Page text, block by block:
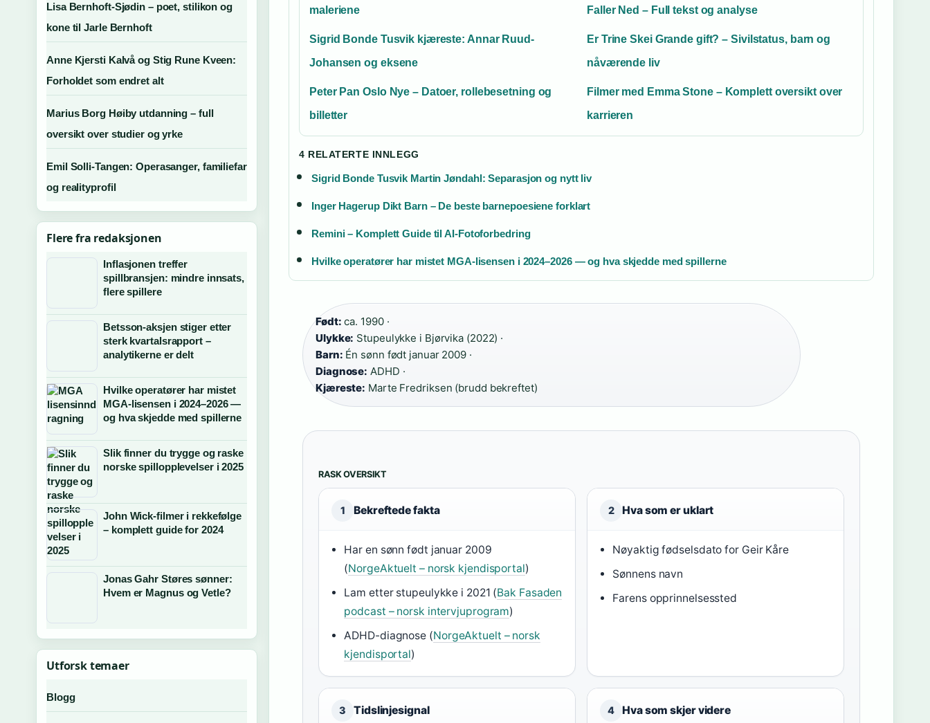
maleriene
Faller Ned – Full tekst og analyse
Sigrid Bonde Tusvik kjæreste: Annar Ruud-
Johansen og eksene
Er Trine Skei Grande gift? – Sivilstatus, barn og
nåværende liv
Peter Pan Oslo Nye – Datoer, rollebesetning og
billetter
Filmer med Emma Stone – Komplett oversikt over
karrieren
4 RELATERTE INNLEGG
Sigrid Bonde Tusvik Martin Jøndahl: Separasjon og nytt liv
Inger Hagerup Dikt Barn – De beste barnepoesiene forklart
Remini – Komplett Guide til AI-Fotoforbedring
Hvilke operatører har mistet MGA-lisensen i 2024–2026 — og hva skjedde med spillerne
Født: ca. 1990 ·
Ulykke: Stupeulykke i Bjørvika (2022) ·
Barn: Én sønn født januar 2009 ·
Diagnose: ADHD ·
Kjæreste: Marte Fredriksen (brudd bekreftet)
RASK OVERSIKT
1 Bekreftede fakta
Har en sønn født januar 2009
(NorgeAktuelt – norsk kjendisportal)
Lam etter stupeulykke i 2021 (Bak Fasaden
podcast – norsk intervjuprogram)
ADHD-diagnose (NorgeAktuelt – norsk
kjendisportal)
2 Hva som er uklart
Nøyaktig fødselsdato for Geir Kåre
Sønnens navn
Farens opprinnelsessted
3 Tidslinjesignal 4 Hva som skjer videre
Lisa Bernhoft-Sjødin – poet, stilikon og
kone til Jarle Bernhoft
Anne Kjersti Kalvå og Stig Rune Kveen:
Forholdet som endret alt
Marius Borg Høiby utdanning – full
oversikt over studier og yrke
Emil Solli-Tangen: Operasanger, familiefar
og realityprofil
Flere fra redaksjonen
Inflasjonen treffer
spillbransjen: mindre innsats,
flere spillere
Betsson-aksjen stiger etter
sterk kvartalsrapport –
analytikerne er delt
Hvilke operatører har mistet
MGA-lisensen i 2024–2026 —
og hva skjedde med spillerne
Slik finner du trygge og raske
norske spillopplevelser i 2025
John Wick-filmer i rekkefølge
– komplett guide for 2024
Jonas Gahr Støres sønner:
Hvem er Magnus og Vetle?
Utforsk temaer
Blogg